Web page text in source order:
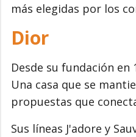
más elegidas por los
Dior
Desde su fundación
Una casa que se
propuestas que
Sus líneas J'adore y